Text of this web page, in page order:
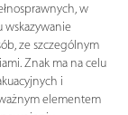
w
wskazywanie
ze szczególnym
Znak ma na celu
i
elementem